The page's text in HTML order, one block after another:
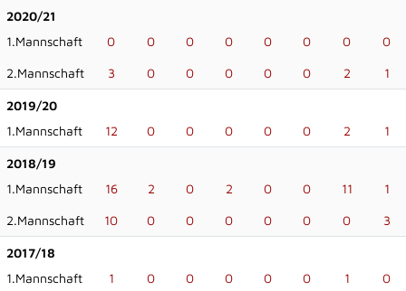
2020/21
1.Mannschaft
0 0 0 0 0 0 0 0
2.Mannschaft 3 0 0 0 0 0 2 1
2019/20
1.Mannschaft
12 0 0 0 0 0 2 1
2018/19
1.Mannschaft
16 2 0 2 0 0 11 1
2.Mannschaft 10 0 0 0 0 0 0 3
2017/18
1.Mannschaft
1 0 0 0 0 0 1 0